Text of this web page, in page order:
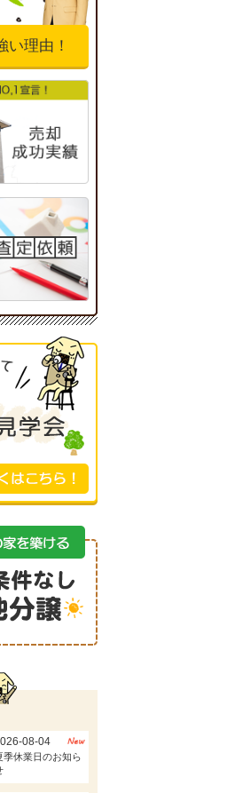
い理由！